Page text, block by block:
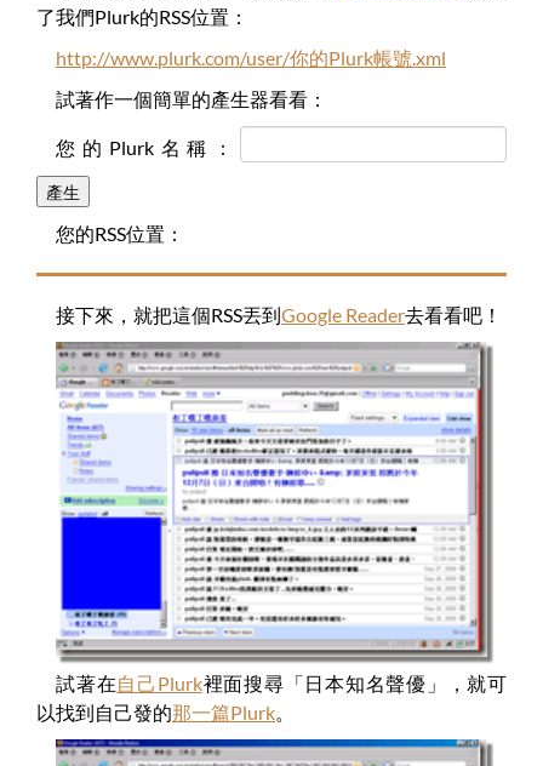
了我們Plurk的RSS位置：
http://www.plurk.com/user/你的Plurk帳號.xml
試著作一個簡單的產生器看看：
您的Plurk名稱：
產生
您的RSS位置：
接下來，就把這個RSS丟到Google Reader去看看吧！
試著在自己Plurk裡面搜尋「日本知名聲優」，就可
以找到自己發的那一篇Plurk